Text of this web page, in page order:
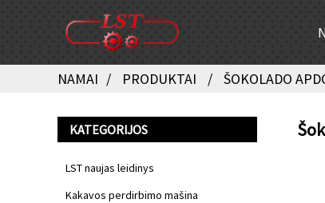
NAMAI PRODUKTAI ŠOKOLADO
KATEGORIJOS
LST naujas leidinys
Kakavos perdirbimo mašina